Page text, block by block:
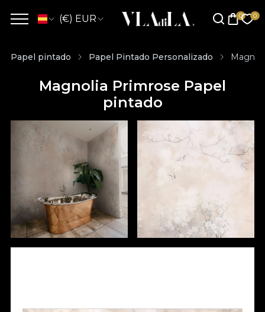
(€) EUR
Papel pintado Papel Pintado Personalizado
Magnolia Primrose Papel
pintado